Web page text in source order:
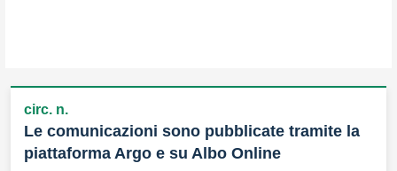
circ. n.
Le comunicazioni sono pubblicate tramite la
piattaforma Argo e su Albo Online